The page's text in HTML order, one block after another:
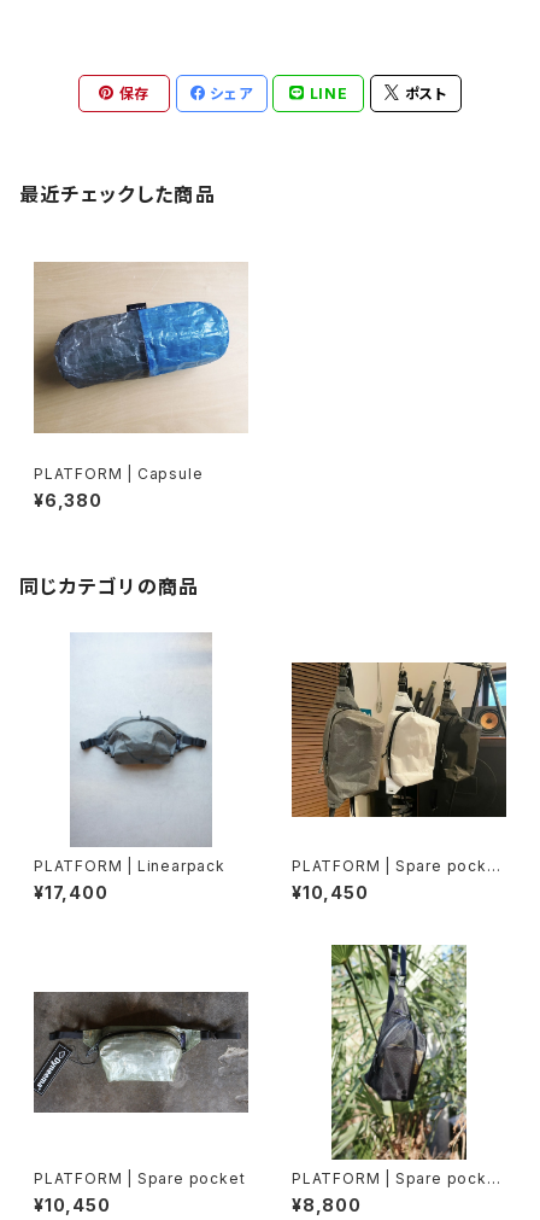
保存 シェア LINE ポスト
最近チェックした商品
PLATFORM | Capsule
¥6,380
同じカテゴリの商品
PLATFORM | Linearpack
¥17,400
PLATFORM | Spare pocket
ULTRA
¥10,450
PLATFORM | Spare pocket
¥10,450
PLATFORM | Spare pocket
Mesh
¥8,800